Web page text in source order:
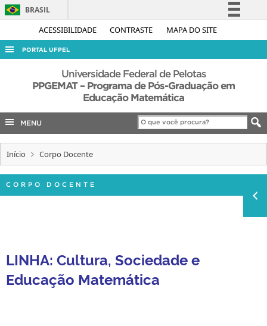
ACESSIBILIDADE CONTRASTE MAPA DO SITE
BRASIL
Simplifique!
Acesso à informação
Legislação
Canais
PORTAL UFPEL
ACESSO À INFORMAÇÃO
AUDITORIA
EDITAIS
Universidade Federal de Pelotas
PPGEMAT – Programa de Pós-Graduação em
Educação Matemática
MENU
Início Corpo Docente
CORPO DOCENTE
LINHA: Cultura, Sociedade e
Educação Matemática